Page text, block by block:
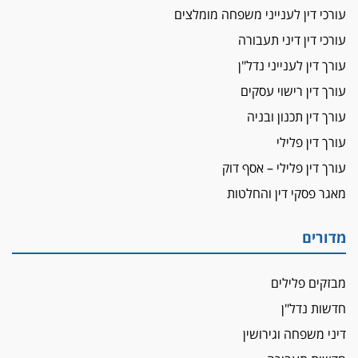
על המידתיות
ביה"ד המשמעתי ביטל השעיה לצמיתות של
עורכת-דין שהביעה שמחה ב-7 באוקטובר
אשם
עו"ד הלל בבייב הורשע בהונאת עשרות לקוחות,
ההסדר: 7-9 שנות מאסר
דין ומקרקעין
עורך דין ברמת השרון נחקר בחשד למרמה בעסקת
תובעת משטרתית פוטרה בחשד לעישון סמים
שנחשף בפעילות בלשים בטלגרם
לא בכל יום
הכנסת אישרה
הגבלת שכר טרחה בייצוג נכי צה"ל ונפגעי פעולות
עורכי דין לענייני משפחה מומלצים
עורכי דין דיני תעבורה
עורך דין לענייני נדל"ן
עורך דין רישוי עסקים
עורך דין תכנון ובניה
עורך דין פלילי
עורך דין פלילי – אסף דוק
מאגר פסקי דין והחלטות
מדורים
מבזקים פלילים
חדשות נדל"ן
דיני משפחה וגירושין